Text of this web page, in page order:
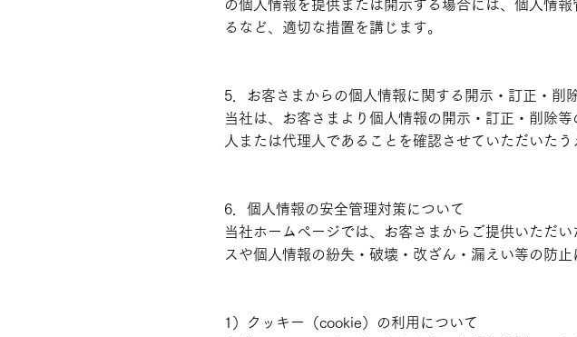
の個人情報を提供または開示する場合には、個人情
るなど、適切な措置を講じます。
5．お客さまからの個人情報に関する開示・訂正・削
当社は、お客さまより個人情報の開示・訂正・削除
人または代理人であることを確認させていただいた
6．個人情報の安全管理対策について
当社ホームページでは、お客さまからご提供いただ
スや個人情報の紛失・破壊・改ざん・漏えい等の防
1）クッキー（cookie）の利用について